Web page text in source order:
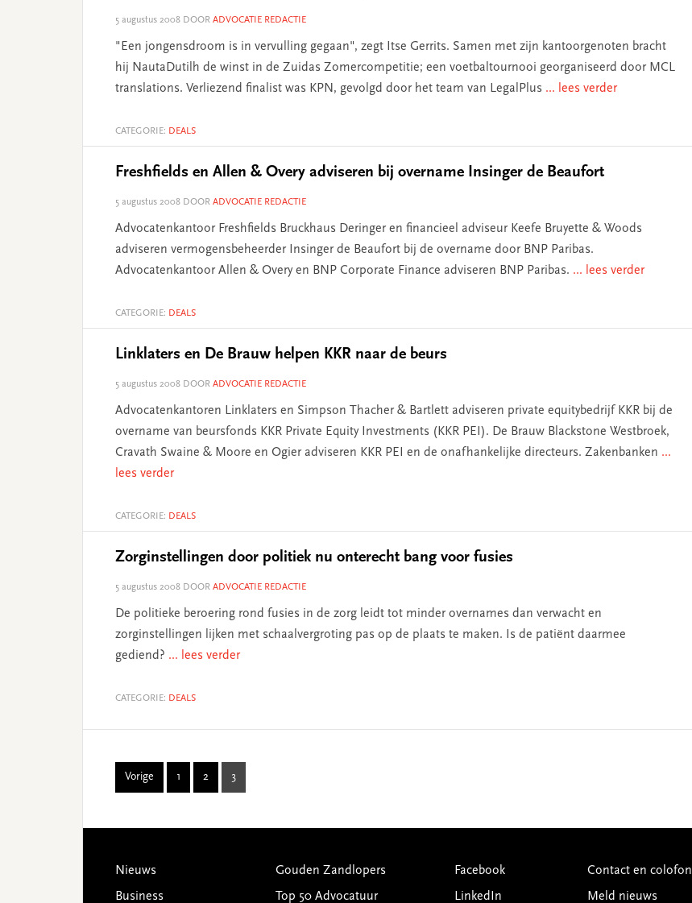
5 augustus 2008 DOOR ADVOCATIE REDACTIE
"Een jongensdroom is in vervulling gegaan", zegt Itse Gerrits. Samen met zijn kantoorgenoten bracht
hij NautaDutilh de winst in de Zuidas Zomercompetitie; een voetbaltournooi georganiseerd door MCL
translations. Verliezend finalist was KPN, gevolgd door het team van LegalPlus ... lees verder
CATEGORIE: DEALS
Freshfields en Allen & Overy adviseren bij overname Insinger de Beaufort
5 augustus 2008 DOOR ADVOCATIE REDACTIE
Advocatenkantoor Freshfields Bruckhaus Deringer en financieel adviseur Keefe Bruyette & Woods
adviseren vermogensbeheerder Insinger de Beaufort bij de overname door BNP Paribas.
Advocatenkantoor Allen & Overy en BNP Corporate Finance adviseren BNP Paribas. ... lees verder
CATEGORIE: DEALS
Linklaters en De Brauw helpen KKR naar de beurs
5 augustus 2008 DOOR ADVOCATIE REDACTIE
Advocatenkantoren Linklaters en Simpson Thacher & Bartlett adviseren private equitybedrijf KKR bij de
overname van beursfonds KKR Private Equity Investments (KKR PEI). De Brauw Blackstone Westbroek,
Cravath Swaine & Moore en Ogier adviseren KKR PEI en de onafhankelijke directeurs. Zakenbanken ...
lees verder
CATEGORIE: DEALS
Zorginstellingen door politiek nu onterecht bang voor fusies
5 augustus 2008 DOOR ADVOCATIE REDACTIE
De politieke beroering rond fusies in de zorg leidt tot minder overnames dan verwacht en
zorginstellingen lijken met schaalvergroting pas op de plaats te maken. Is de patiënt daarmee
gediend? ... lees verder
CATEGORIE: DEALS
Vorige Page
1 Page
2 3
Footer
Nieuws
Business
Gouden Zandlopers
Top 50 Advocatuur
Facebook
LinkedIn
Contact en colofon
Meld nieuws